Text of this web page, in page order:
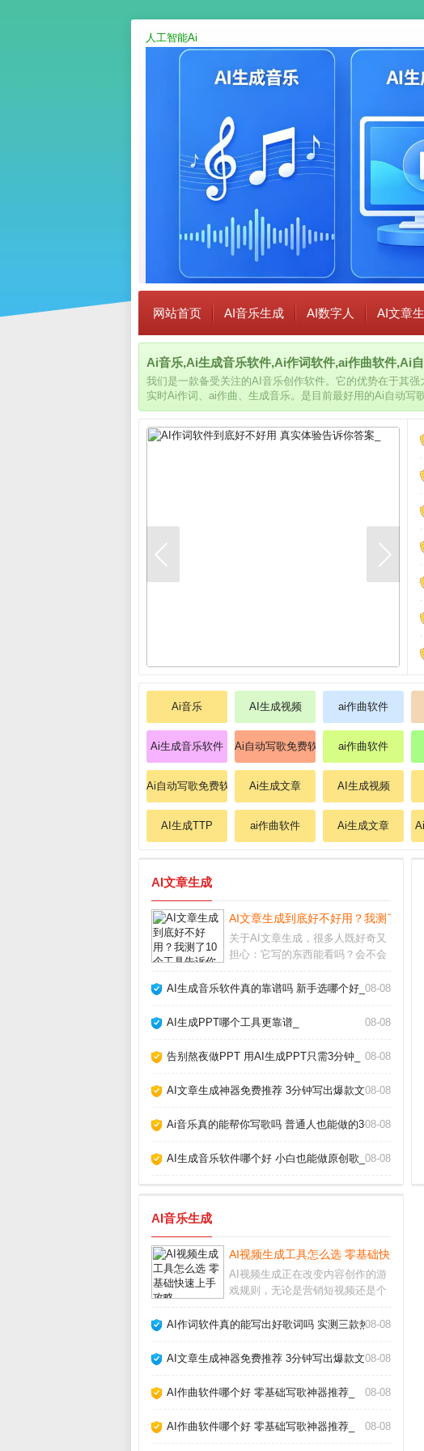
人工智能Ai
网站首页 AI音乐生成 AI数字人 AI文章
Ai音乐,Ai生成音乐软件,Ai作词软件,ai作曲软件,Ai
我们是一款备受关注的AI音乐创作软件。它的优势在于其
实时Ai作词、ai作曲、生成音乐。是目前最好用的Ai自动写
Ai音乐 AI生成视频 ai作曲软件
Ai生成音乐软件 Ai自动写歌免费软件 ai作曲软件
Ai自动写歌免费软件 Ai生成文章 AI生成视频
AI生成TTP ai作曲软件 Ai生成文章
AI文章生成
AI文章生成到底好不好用？我测了10
关于AI文章生成，很多人既好奇又
担心：它写的东西能看吗？会不会
使用，我实测了市面上主流工具，
能大幅提升写作效率。关键在于理
AI生成音乐软件真的靠谱吗 新手选哪个好_ 08-08
AI生成PPT哪个工具更靠谱_ 08-08
告别熬夜做PPT 用AI生成PPT只需3分钟_ 08-08
AI文章生成神器免费推荐 3分钟写出爆款文章_
08-08
Ai音乐真的能帮你写歌吗 普通人也能做的3个神器_
08-08
AI生成音乐软件哪个好 小白也能做原创歌_ 08-08
AI音乐生成
AI视频生成工具怎么选 零基础快速上手
AI视频生成正在改变内容创作的游
戏规则，无论是营销短视频还是个
高质量画面。作为长期使用各类AI
方法，效率能提升十倍以上。AI视
AI作词软件真的能写出好歌词吗 实测三款热门工具告诉
08-08
AI文章生成神器免费推荐 3分钟写出爆款文章_
08-08
AI作曲软件哪个好 零基础写歌神器推荐_ 08-08
AI作曲软件哪个好 零基础写歌神器推荐_ 08-08